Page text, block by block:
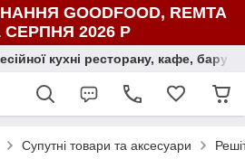
GOODFOOD, REMTA
СЕРПНЯ 2026 Р
кухні ресторану, кафе, бару,
Супутні товари та аксесуари